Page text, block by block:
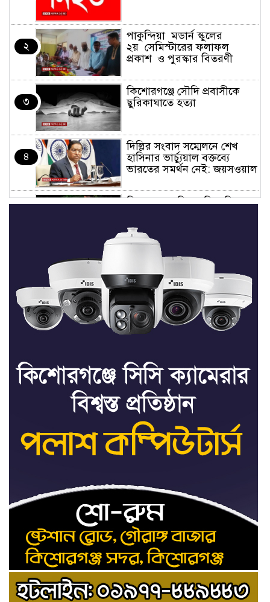
২
পাকুন্দিয়া মডার্ন স্কুলের
২য় সেমিস্টারের ফলাফল
প্রকাশ ও পুরস্কার বিতরণী
৩
কিশোরগঞ্জে সৌদি প্রবাসীকে
ছুরিকাঘাতে হত্যা
৪
দিল্লির সংবাদ সম্মেলনে শেখ
হাসিনার ভার্চ্যুয়াল বক্তব্যে
ভারতের সমর্থন নেই: জয়সওয়াল
কিশোরগঞ্জে নিজস্ব ফিসারির
সদস্যের মৃত্যু
সভাপতি ফাহিম, সম্পাদক
ফয়সাল: তাড়াইলে ছাত্র অধিকার
পরিষদের আংশিক কমিটি
অনুমোদন
৭
তাড়াইলে যুবদলের কেন্দ্রীয় সহ-
সাধারণ সম্পাদক সবুজকে
৮
৪ মন্ত্রণালয়ে নতুন সচিব নিয়োগ,
২ জনের পদোন্নতি
৯
শেখ হাসিনার সঙ্গে পালানোর
ফ্লাইট কীভাবে মিস করেছিলেন
সালমান এফ রহমান
ভাত রান্নার সময় নরম হয়ে গেলে
কী করবেন